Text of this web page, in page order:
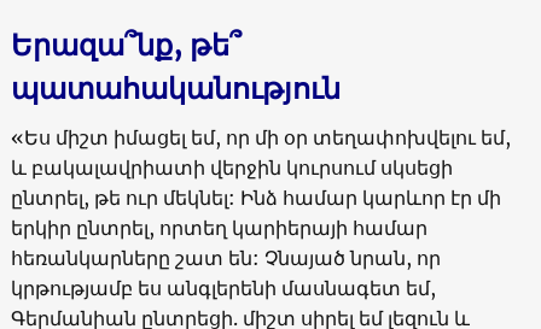
Երազա՞նք, թե՞
պատահականություն
«Ես միշտ իմացել եմ, որ մի օր տեղափոխվելու եմ,
և բակալավրիատի վերջին կուրսում սկսեցի
ընտրել, թե ուր մեկնել: Ինձ համար կարևոր էր մի
երկիր ընտրել, որտեղ կարիերայի համար
հեռանկարները շատ են: Չնայած նրան, որ
կրթությամբ ես անգլերենի մասնագետ եմ,
Գերմանիան ընտրեցի. միշտ սիրել եմ լեզուն և